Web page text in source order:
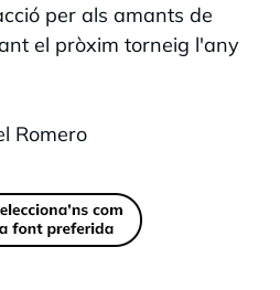
per als amants de
el pròxim torneig l'any
Romero